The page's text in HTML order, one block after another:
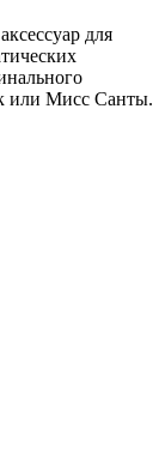
для
или Мисс Санты.